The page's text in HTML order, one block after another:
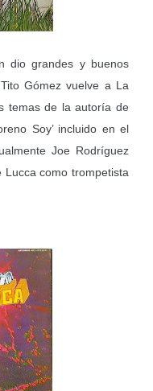
dio grandes y buenos
Gómez vuelve a La
temas de la autoría de
Soy’ incluido en el
Joe Rodríguez
como trompetista